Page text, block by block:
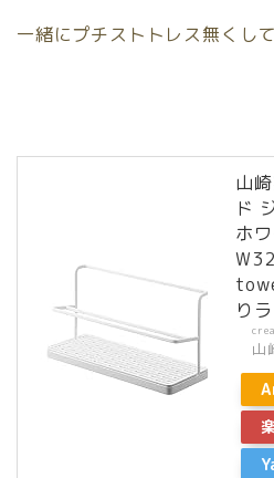
一緒にプチストトレス無くし
山
ド
ホ
り
山